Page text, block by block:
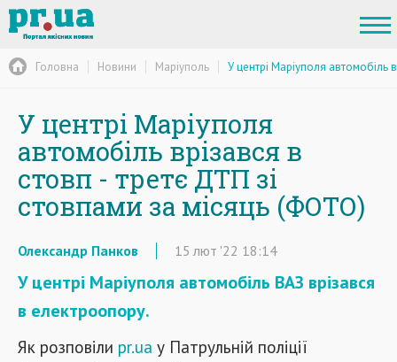
Головна Новини Маріуполь У центрі Маріуполя автомобіль
У центрі Маріуполя
автомобіль врізався в
стовп - третє ДТП зі
стовпами за місяць (ФОТО)
Олександр Панков 15 лют '22 18:14
У центрі Маріуполя автомобіль ВАЗ врізався
в електроопору.
Як розповіли pr.ua у Патрульній поліції